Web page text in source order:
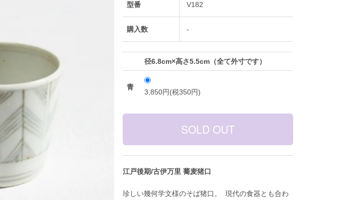
型番 V182
購入数 -
径6.8cm×高さ5.5cm（全て外寸です）
青
3,850円(税350円)
江戸後期/古伊万里 蕎麦猪口
珍しい幾何学文様のそば猪口。 現代の食器とも合わ